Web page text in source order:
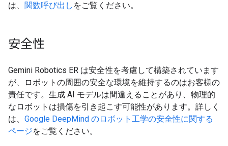
は、 関数呼び出し をご覧ください。
安全性
Gemini Robotics ER は安全性を考慮して構築されています
が、ロボットの周囲の安全な環境を維持するのはお客様の
責任です。生成 AI モデルは間違えることがあり、物理的
なロボットは損傷を引き起こす可能性があります。詳しく
は、 Google DeepMind のロボット工学の安全性に関する
ページをご覧ください。